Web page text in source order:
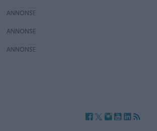
ANNONS
ANNONS
ANNONS